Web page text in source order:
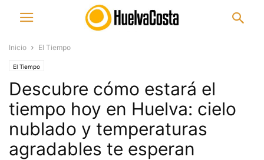
Inicio El Tiempo
El Tiempo
Descubre cómo estará el
tiempo hoy en Huelva: cielo
nublado y temperaturas
agradables te esperan